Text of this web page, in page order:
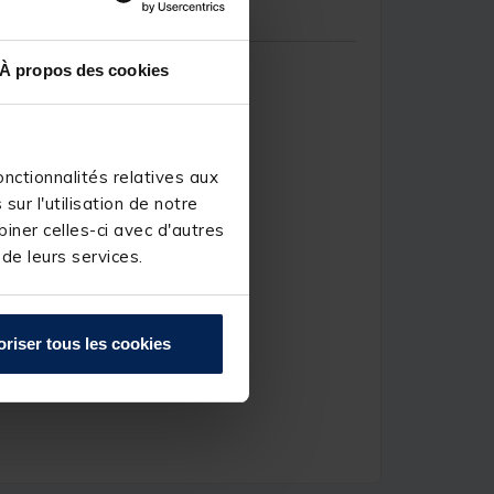
À propos des cookies
relatives aux
l'utilisation de notre
celles-ci avec d'autres
leurs services.
tous les cookies